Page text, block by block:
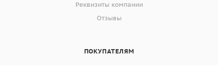
Реквизиты компании
Отзывы
ПОКУПАТЕЛЯМ